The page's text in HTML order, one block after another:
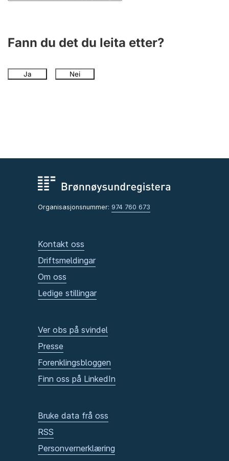
Fann du det du leita etter?
Ja Nei
Organisasjonsnummer: 974 760 673
Kontakt oss
Driftsmeldingar
Om oss
Ledige stillingar
Ver obs på svindel
Presse
Forenklingsbloggen
Finn oss på LinkedIn
Bruke data frå oss
RSS
Personvernerklæring